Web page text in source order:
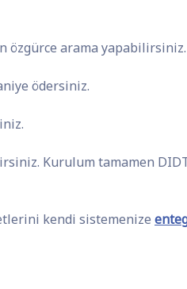
özgürce arama yapabilirsiniz.
ödersiniz.
Kurulum tamamen
kendi sistemenize